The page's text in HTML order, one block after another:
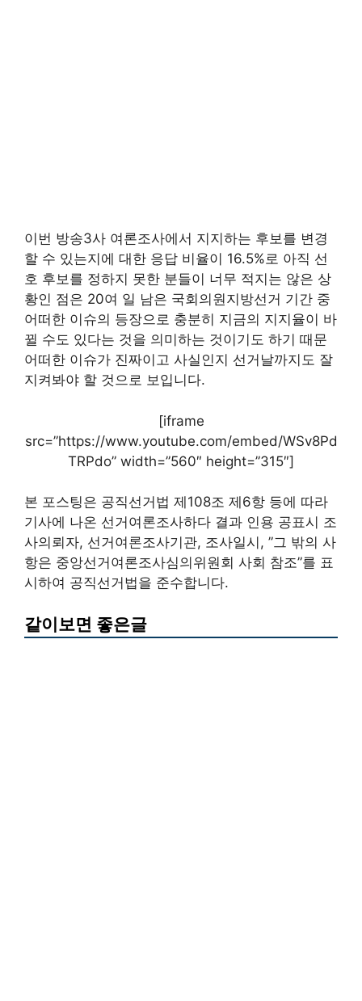
이번 방송3사 여론조사에서 지지하는 후보를 변경
할 수 있는지에 대한 응답 비율이 16.5%로 아직 선
호 후보를 정하지 못한 분들이 너무 적지는 않은 상
황인 점은 20여 일 남은 국회의원지방선거 기간 중
어떠한 이슈의 등장으로 충분히 지금의 지지율이 바
뀔 수도 있다는 것을 의미하는 것이기도 하기 때문
어떠한 이슈가 진짜이고 사실인지 선거날까지도 잘
지켜봐야 할 것으로 보입니다.
[iframe
src=”https://www.youtube.com/embed/WSv8Pd
TRPdo” width=”560″ height=”315″]
본 포스팅은 공직선거법 제108조 제6항 등에 따라
기사에 나온 선거여론조사하다 결과 인용 공표시 조
사의뢰자, 선거여론조사기관, 조사일시, ”그 밖의 사
항은 중앙선거여론조사심의위원회 사회 참조”를 표
시하여 공직선거법을 준수합니다.
같이보면 좋은글